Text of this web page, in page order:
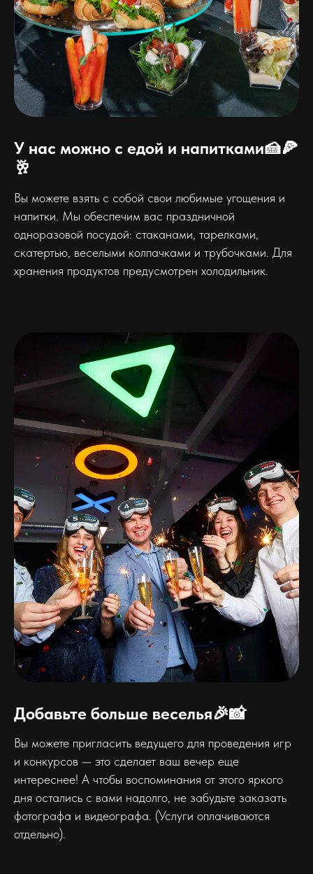
У нас можно с едой и напитками🍰🍕
🥂
Вы можете взять с собой свои любимые угощения и
напитки. Мы обеспечим вас праздничной
одноразовой посудой: стаканами, тарелками,
скатертью, веселыми колпачками и трубочками. Для
хранения продуктов предусмотрен холодильник.
Добавьте больше веселья🎉📸
Вы можете пригласить ведущего для проведения игр
и конкурсов — это сделает ваш вечер еще
интереснее! А чтобы воспоминания от этого яркого
дня остались с вами надолго, не забудьте заказать
фотографа и видеографа. (Услуги оплачиваются
отдельно).